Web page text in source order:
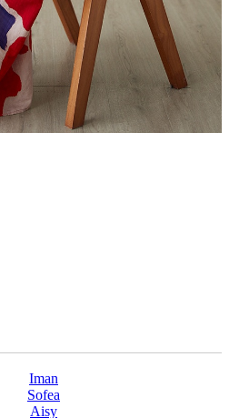
Iman
Sofea
Aisy